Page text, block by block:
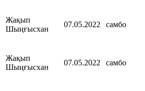
Жақып
Шыңғысхан
07.05.2022 самбо
Жақып
Шыңғысхан
07.05.2022 самбо